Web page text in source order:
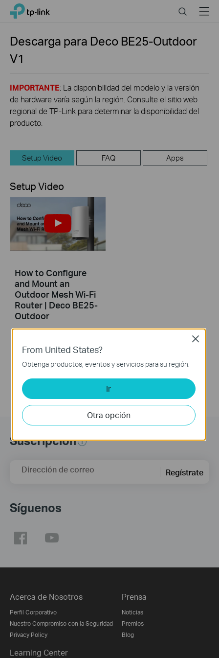
Click
navigation
TP-Link, Reliably Smart SearchMenu
Descarga para Deco BE25-Outdoor
V1
IMPORTANTE: La disponibilidad del modelo y la versión
de hardware varía según la región. Consulte el sitio web
regional de TP-Link para determinar la disponibilidad del
producto.
Setup Video FAQ Apps
Setup Video
How to Configure
and Mount an
Outdoor Mesh Wi-Fi
Router | Deco BE25-
Outdoor
Suscripción
Dirección de correo Regístrate
Síguenos
Acerca de Nosotros
Perfil Corporativo
Nuestro Compromiso con la Seguridad
Privacy Policy
Prensa
Noticias
Premios
Blog
Learning Center
From United States?
Obtenga productos, eventos y servicios para su región.
Ir
Otra opción
Close